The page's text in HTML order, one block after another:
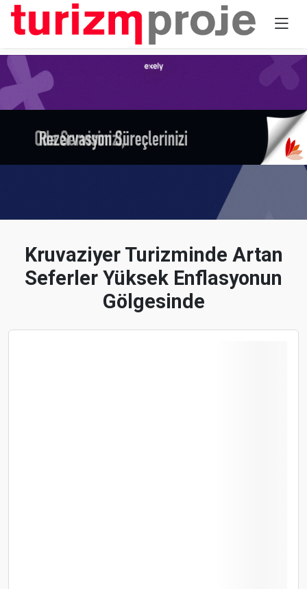
Kruvaziyer Turizminde Artan
Seferler Yüksek Enflasyonun
Gölgesinde